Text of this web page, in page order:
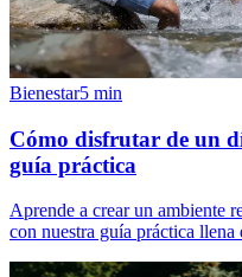
Bienestar5 min
Cómo disfrutar de un
guía práctica
Aprende a crear un ambiente
con nuestra guía práctica llena